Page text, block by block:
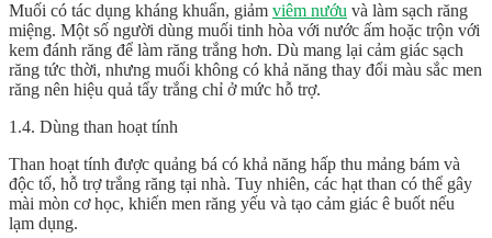
Muối có tác dụng kháng khuẩn, giảm viêm nướu và làm sạch răng
miệng. Một số người dùng muối tinh hòa với nước ấm hoặc trộn với
kem đánh răng để làm răng trắng hơn. Dù mang lại cảm giác sạch
răng tức thời, nhưng muối không có khả năng thay đổi màu sắc men
răng nên hiệu quả tẩy trắng chỉ ở mức hỗ trợ.
1.4. Dùng than hoạt tính
Than hoạt tính được quảng bá có khả năng hấp thu mảng bám và
độc tố, hỗ trợtrắng răng tại nhà. Tuy nhiên, các hạt than có thể gây
mài mòn cơ học, khiến men răng yếu và tạo cảm giác ê buốt nếu
lạm dụng.